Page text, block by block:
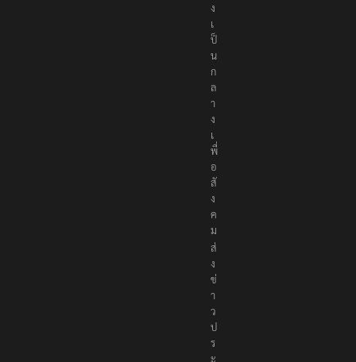
ง
เ
ป็
น
ก
ล
า
ง
เ
พื่
อ
สั
ง
ค
ม
ส่
ง
ข่
า
ว
ป
ร
ะ